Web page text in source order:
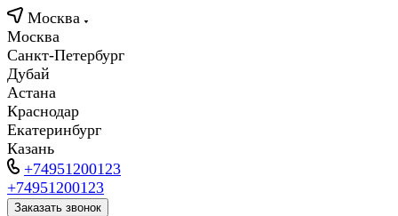
Москва
Москва
Санкт-Петербург
Дубай
Астана
Краснодар
Екатеринбург
Казань
+74951200123
+74951200123
Заказать звонок